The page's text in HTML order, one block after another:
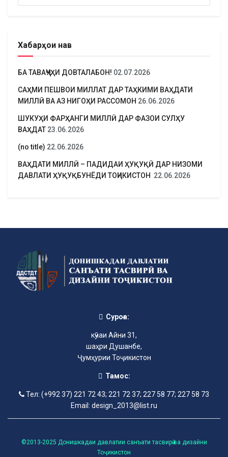
Хабарҳои нав
БА ТАВАҶҶУҲИ ДОВТАЛАБОН! 02.07.2026
САҲМИ ПЕШВОИ МИЛЛАТ ДАР ТАҲКИМИ ВАҲДАТИ
МИЛЛӢ ВА АЗ НИГОҲИ РАССОМОН 26.06.2026
ШУКУҲИ ФАРҲАНГИ МИЛЛӢ ДАР ФАЗОИ СУЛҲУ
ВАҲДАТ 23.06.2026
(no title) 22.06.2026
ВАҲДАТИ МИЛЛӢ – ПАДИДАИ ҲУҚУҚӢ ДАР НИЗОМИ
ДАВЛАТИ ҲУҚУҚБУНЁДИ ТОҶИКИСТОН 22.06.2026
Суроға:
кӯчаи Айни 31,
шаҳри Душанбе,
Ҷумҳурии Тоҷикистон
Тамос:
Тел: (+992 37) 221 72 43; 221 72 37; 227 58 77; 227 58 73
Email: design_2013@list.ru
©2013-2025 Донишкадаи давлатии санъати тасвирӣ ва дизайни
Тоҷикистон